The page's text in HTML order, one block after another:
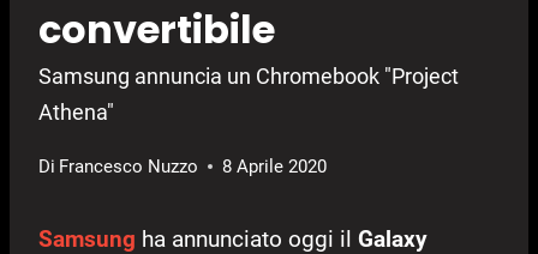
convertibile
Samsung annuncia un Chromebook "Project
Athena"
Di Francesco Nuzzo 8 Aprile 2020
Samsung ha annunciato oggi il Galaxy